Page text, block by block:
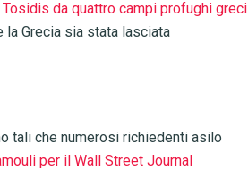
da quattro campi profughi greci
la Grecia sia stata lasciata
tali che numerosi richiedenti asilo
per il Wall Street Journal